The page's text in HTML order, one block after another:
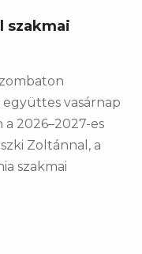
szakmai
együttes vasárnap
2026–2027-es
Zoltánnal, a
szakmai